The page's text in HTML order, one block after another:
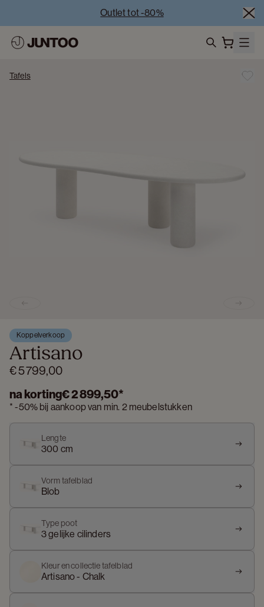
Outlet tot -80%
Tafels
Koppelverkoop
Artisano
€ 5 799,00
na korting€ 2 899,50*
*-50% bij aankoop van min. 2 meubelstukken
Lengte
300 cm
Vorm tafelblad
Blob
Type poot
3 gelijke cilinders
Kleur en collectie tafelblad
Artisano - Chalk